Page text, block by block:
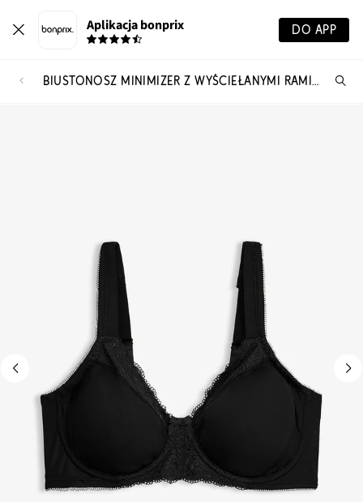
Aplikacja bonprix DO APP
BIUSTONOSZ MINIMIZER Z WYŚCIEŁANYMI RAMIĄCZKAMI